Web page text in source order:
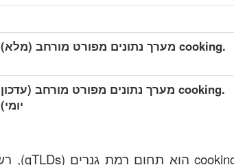
.cooking מערך נתונים מפורט מורחב (מלא)
.cooking מערך נתונים מפורט מורחב (עדכון
יומי)